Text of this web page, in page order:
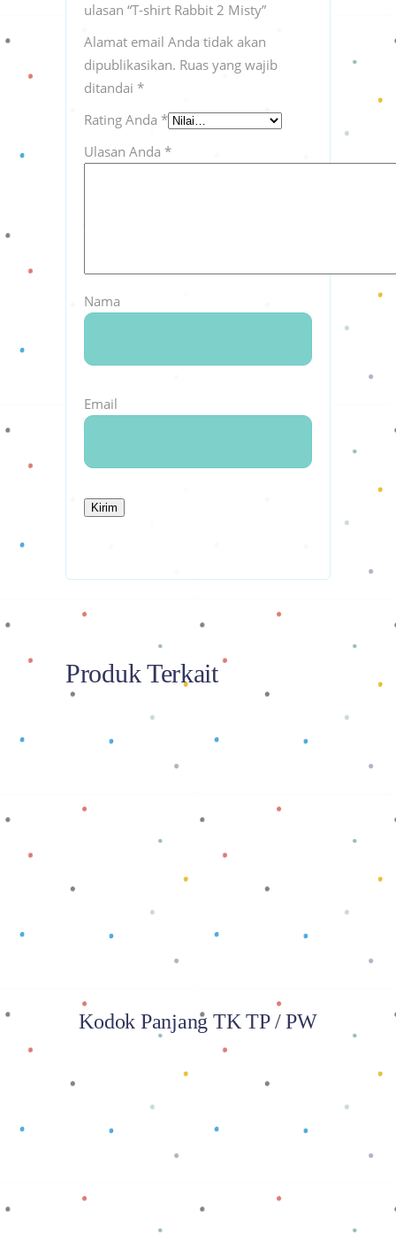
ulasan “T-shirt Rabbit 2 Misty”
Alamat email Anda tidak akan
dipublikasikan. Ruas yang wajib
ditandai *
Rating Anda *
Ulasan Anda *
Nama
Email
Produk Terkait
Baca selengkapnya
Kodok Panjang TK TP / PW